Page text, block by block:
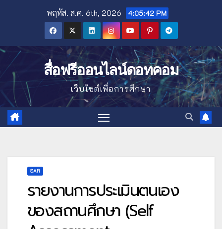
พฤหัส. ส.ค. 6th, 2026 4:05:43 PM
สื่อฟรีออนไลน์ดอทคอม
เว็บไซต์เพื่อการศึกษา
SAR
รายงานการประเมินตนเอง
ของสถานศึกษา (Self